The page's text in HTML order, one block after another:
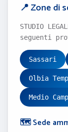
📍 Zone di
STUDIO
seguenti
Sassari
Olbia
Medio
🗺️ Sede